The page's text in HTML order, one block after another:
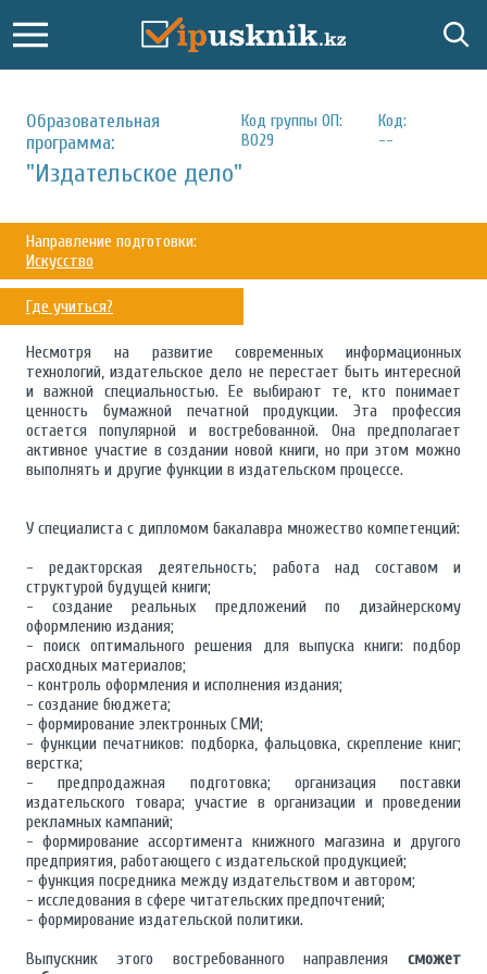
Образовательная
программа:
Код группы ОП:
B029
Код:
--
"Издательское дело"
Направление подготовки:
Искусство
Где учиться?
Несмотря на развитие современных информационных
технологий, издательское дело не перестает быть интересной
и важной специальностью. Ее выбирают те, кто понимает
ценность бумажной печатной продукции. Эта профессия
остается популярной и востребованной. Она предполагает
активное участие в создании новой книги, но при этом можно
выполнять и другие функции в издательском процессе.
У специалиста с дипломом бакалавра множество компетенций:
- редакторская деятельность; работа над составом и
структурой будущей книги;
- создание реальных предложений по дизайнерскому
оформлению издания;
- поиск оптимального решения для выпуска книги: подбор
расходных материалов;
- контроль оформления и исполнения издания;
- создание бюджета;
- формирование электронных СМИ;
- функции печатников: подборка, фальцовка, скрепление книг;
верстка;
- предпродажная подготовка; организация поставки
издательского товара; участие в организации и проведении
рекламных кампаний;
- формирование ассортимента книжного магазина и другого
предприятия, работающего с издательской продукцией;
- функция посредника между издательством и автором;
- исследования в сфере читательских предпочтений;
- формирование издательской политики.
Выпускник этого востребованного направления сможет